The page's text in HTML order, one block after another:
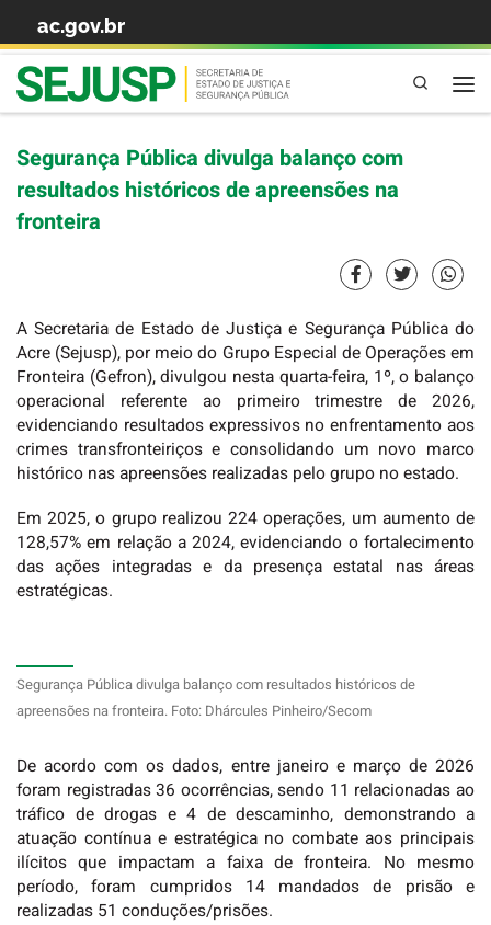
Skip to content
ac.gov.br
Pesquisa
Segurança Pública divulga balanço com
resultados históricos de apreensões na
fronteira
A Secretaria de Estado de Justiça e Segurança Pública do
Acre (Sejusp), por meio do Grupo Especial de Operações em
Fronteira (Gefron), divulgou nesta quarta-feira, 1º, o balanço
operacional referente ao primeiro trimestre de 2026,
evidenciando resultados expressivos no enfrentamento aos
crimes transfronteiriços e consolidando um novo marco
histórico nas apreensões realizadas pelo grupo no estado.
Em 2025, o grupo realizou 224 operações, um aumento de
128,57% em relação a 2024, evidenciando o fortalecimento
das ações integradas e da presença estatal nas áreas
estratégicas.
Segurança Pública divulga balanço com resultados históricos de
apreensões na fronteira. Foto: Dhárcules Pinheiro/Secom
De acordo com os dados, entre janeiro e março de 2026
foram registradas 36 ocorrências, sendo 11 relacionadas ao
tráfico de drogas e 4 de descaminho, demonstrando a
atuação contínua e estratégica no combate aos principais
ilícitos que impactam a faixa de fronteira. No mesmo
período, foram cumpridos 14 mandados de prisão e
realizadas 51 conduções/prisões.